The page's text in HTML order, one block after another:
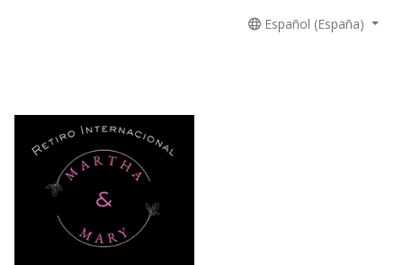
Español (España)